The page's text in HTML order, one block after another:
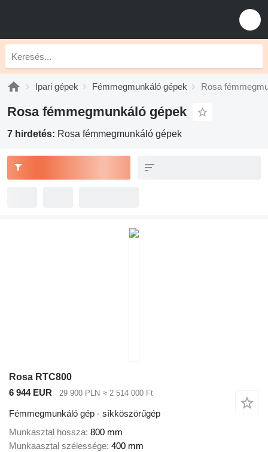
Ipari gépek Fémmegmunkáló gépek Rosa
Rosa fémmegmunkáló gépek
7 hirdetés: Rosa fémmegmunkáló gépek
Rosa RTC800
6 944 EUR
29 900 PLN ≈ 2 514 000 Ft
Fémmegmunkáló gép - síkköszörűgép
Munkasztal hossza 800 mm
Munkaasztal szélessége 400 mm